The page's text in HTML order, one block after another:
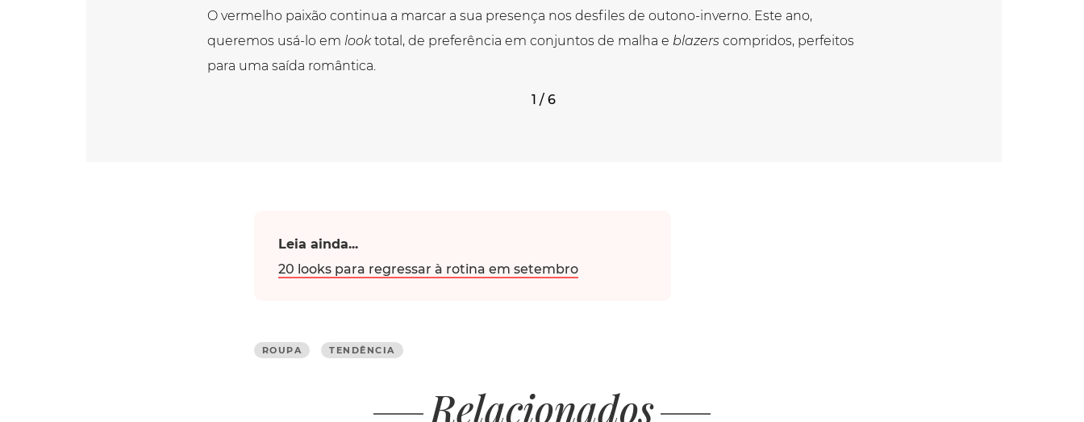
O vermelho paixão continua a marcar a sua presença nos desfiles de outono-inverno. Este ano,
queremos usá-lo em looktotal, de preferência em conjuntos de malha e blazers compridos, perfeitos
para uma saída romântica.
1 / 6
Leia ainda...
20 looks para regressar à rotina em setembro
ROUPA TENDÊNCIA
Relacionados